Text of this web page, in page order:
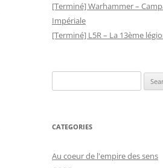
[Terminé] Warhammer –
Impériale
[Terminé] L5R – La 13ème
for:
CATEGORIES
Au coeur de l'empire des sens